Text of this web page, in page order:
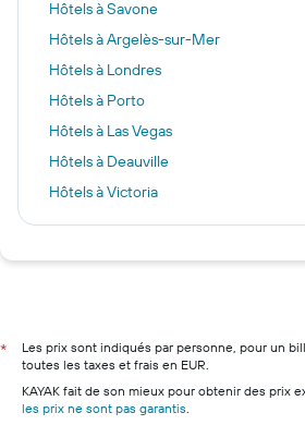
Hôtels à Savone
Hôtels à Argelès-sur-Mer
Hôtels à Londres
Hôtels à Porto
Hôtels à Las Vegas
Hôtels à Deauville
Hôtels à Victoria
Hôtels à Ajaccio
Hôtels à Bonifacio
Hôtels à L'Île-Rousse
*
Les prix sont indiqués par personne, pour un
toutes les taxes et frais en EUR.
KAYAK fait de son mieux pour obtenir des prix
les prix ne sont pas garantis.